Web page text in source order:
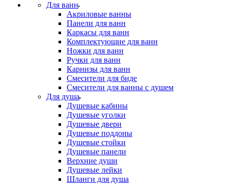
Для ванн
Акриловые ванны
Панели для ванн
Каркасы для ванн
Комплектующие для ванн
Ножки для ванн
Ручки для ванн
Карнизы для ванн
Смесители для биде
Смесители для ванны с душем
Для душа
Душевые кабины
Душевые уголки
Душевые двери
Душевые поддоны
Душевые стойки
Душевые панели
Верхние души
Душевые лейки
Шланги для душа